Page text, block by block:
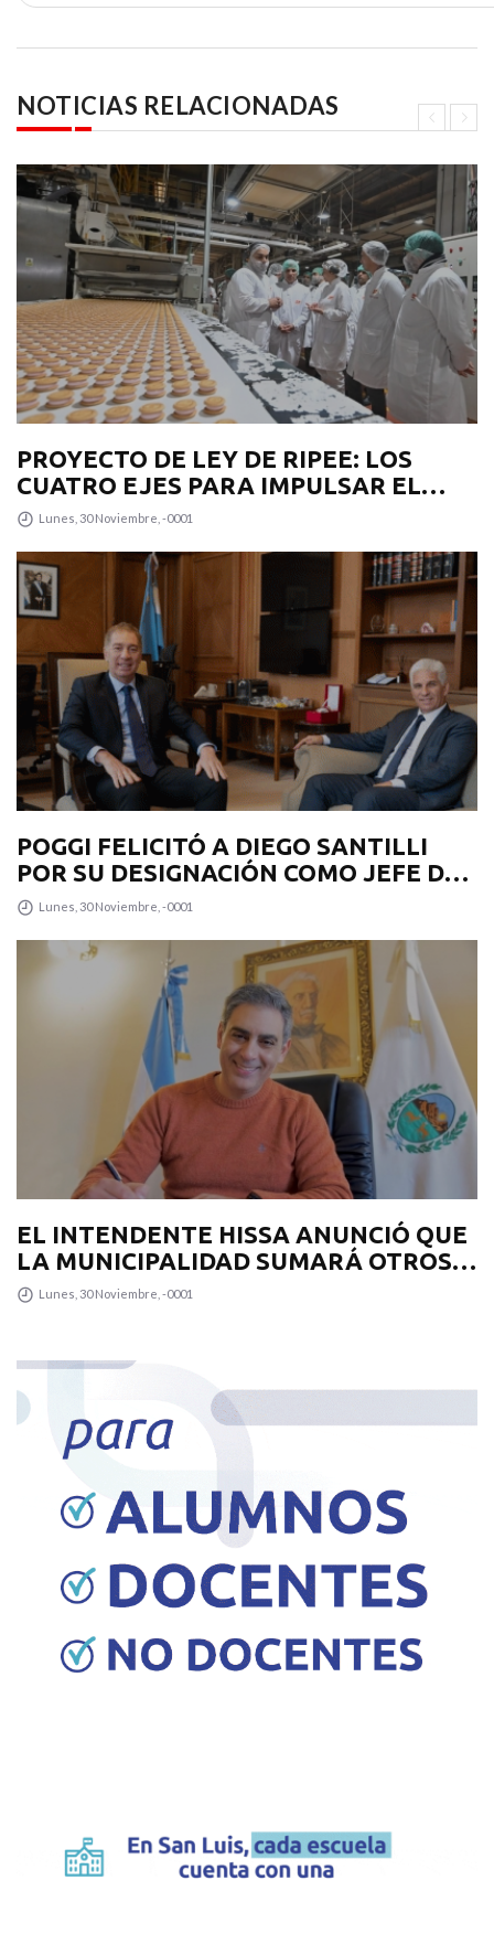
NOTICIAS RELACIONADAS
PROYECTO DE LEY DE RIPEE: LOS
CUATRO EJES PARA IMPULSAR EL
DESARROLLO PRODUCTIVO EN LA
Lunes, 30 Noviembre, -0001
POGGI FELICITÓ A DIEGO SANTILLI
POR SU DESIGNACIÓN COMO JEFE DE
GABINETE
Lunes, 30 Noviembre, -0001
EL INTENDENTE HISSA ANUNCIÓ QUE
LA MUNICIPALIDAD SUMARÁ OTROS
12 COLECTIVOS 0KM PARA
Lunes, 30 Noviembre, -0001